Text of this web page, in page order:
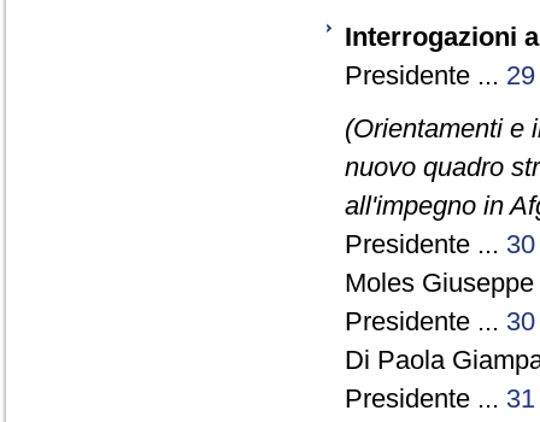
Interrogazioni
Presidente ... 29
(Orientamenti e
nuovo quadro
all'impegno in
Presidente ... 30
Moles
Presidente ... 30
Di Paola
Presidente ... 31